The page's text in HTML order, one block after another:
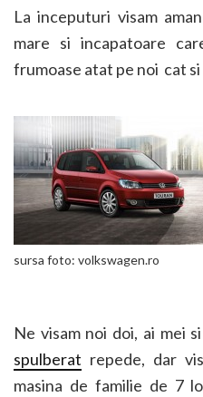
La inceputuri visam
mare si incapatoare
frumoase atat pe noi cat
sursa foto: volkswagen.ro
Ne visam noi doi, ai mei
spulberat repede, dar
masina de familie de 7